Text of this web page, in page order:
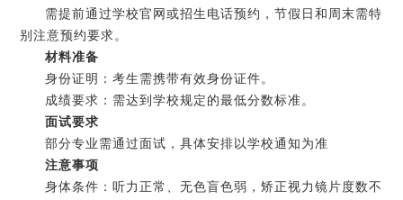
需提前通过学校官网或招生电话预约，节假日和周末需特
别注意预约要求。
材料准备
身份证明：考生需携带有效身份证件。
成绩要求：需达到学校规定的最低分数标准。
面试要求
部分专业需通过面试，具体安排以学校通知为准
注意事项
身体条件：听力正常、无色盲色弱，矫正视力镜片度数不